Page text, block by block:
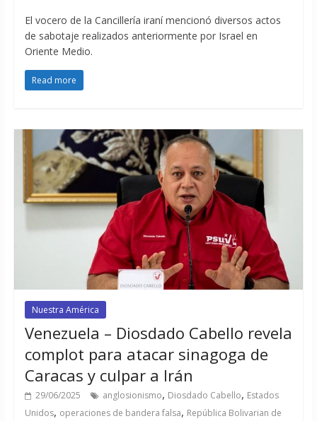
El vocero de la Cancillería iraní mencionó diversos actos
de sabotaje realizados anteriormente por Israel en
Oriente Medio.
Read more
Nuestra América
Venezuela – Diosdado Cabello revela
complot para atacar sinagoga de
Caracas y culpar a Irán
29/06/2025 anglosionismo, Diosdado Cabello, Estados
Unidos, operaciones de bandera falsa, República Bolivarian de